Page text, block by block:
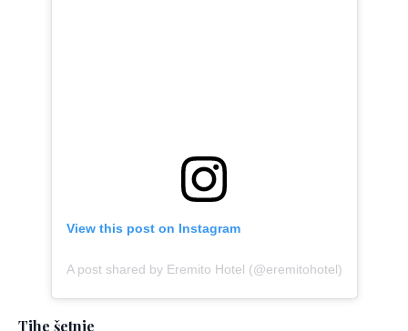
View this post on Instagram
A post shared by Eremito Hotel (@eremitohotel)
Tihe šetnje